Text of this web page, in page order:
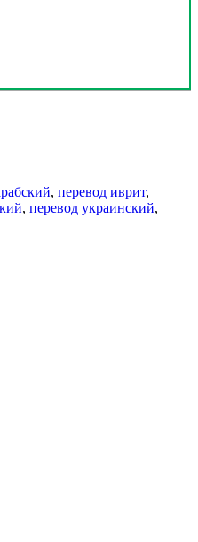
, перевод иврит,
, перевод украинский,